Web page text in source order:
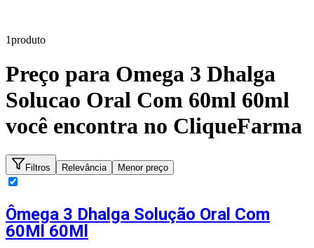
1produto
Preço para Omega 3 Dhalga
Solucao Oral Com 60ml 60ml
você encontra no CliqueFarma
Filtros Relevância Menor preço
Ômega 3 Dhalga Solução Oral Com
60Ml 60Ml